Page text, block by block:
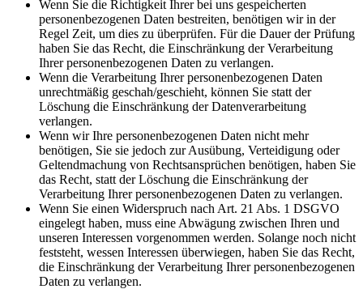
Wenn Sie die Richtigkeit Ihrer bei uns gespeicherten
personenbezogenen Daten bestreiten, benötigen wir in der
Regel Zeit, um dies zu überprüfen. Für die Dauer der Prüfung
haben Sie das Recht, die Einschränkung der Verarbeitung
Ihrer personenbezogenen Daten zu verlangen.
Wenn die Verarbeitung Ihrer personenbezogenen Daten
unrechtmäßig geschah/geschieht, können Sie statt der
Löschung die Einschränkung der Datenverarbeitung
verlangen.
Wenn wir Ihre personenbezogenen Daten nicht mehr
benötigen, Sie sie jedoch zur Ausübung, Verteidigung oder
Geltendmachung von Rechtsansprüchen benötigen, haben Sie
das Recht, statt der Löschung die Einschränkung der
Verarbeitung Ihrer personenbezogenen Daten zu verlangen.
Wenn Sie einen Widerspruch nach Art. 21 Abs. 1 DSGVO
eingelegt haben, muss eine Abwägung zwischen Ihren und
unseren Interessen vorgenommen werden. Solange noch nicht
feststeht, wessen Interessen überwiegen, haben Sie das Recht,
die Einschränkung der Verarbeitung Ihrer personenbezogenen
Daten zu verlangen.